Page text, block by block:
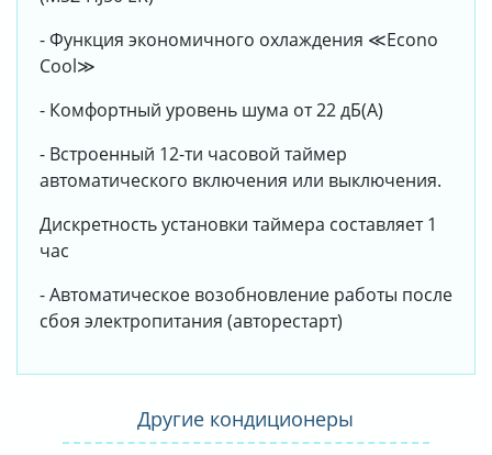
- Функция экономичного охлаждения ≪Econo
Cool≫
- Комфортный уровень шума от 22 дБ(А)
- Встроенный 12-ти часовой таймер
автоматического включения или выключения.
Дискретность установки таймера составляет 1
час
- Автоматическое возобновление работы после
сбоя электропитания (авторестарт)
Другие кондиционеры